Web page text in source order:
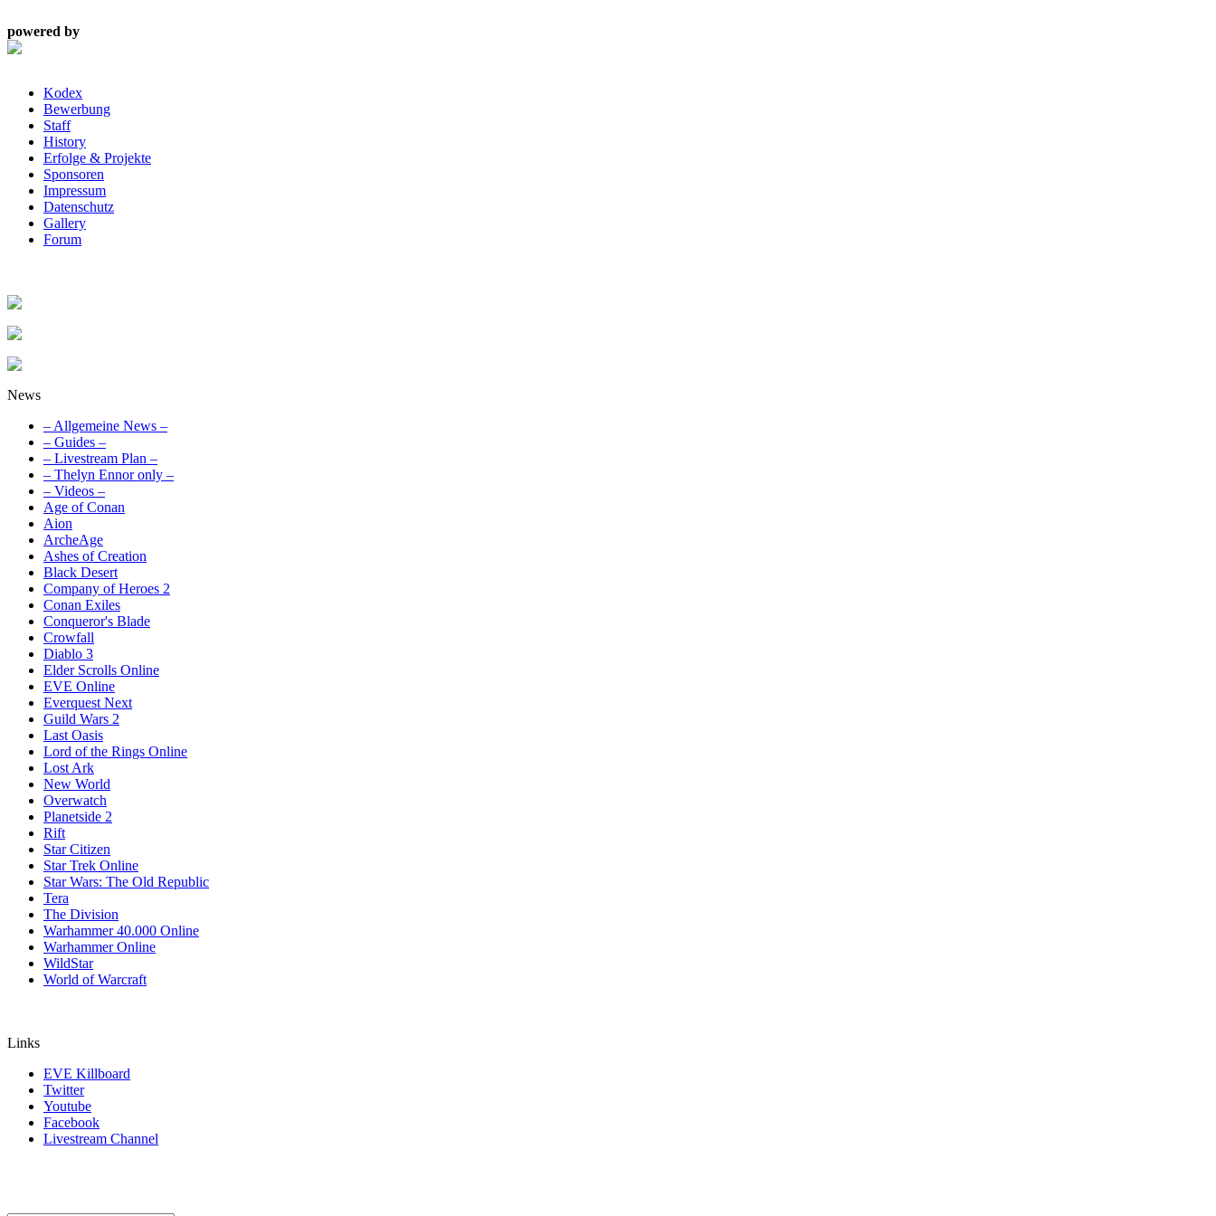
powered by
Kodex
Bewerbung
Staff
History
Erfolge & Projekte
Sponsoren
Impressum
Datenschutz
Gallery
Forum
News
– Allgemeine News –
– Guides –
– Livestream Plan –
– Thelyn Ennor only –
– Videos –
Age of Conan
Aion
ArcheAge
Ashes of Creation
Black Desert
Company of Heroes 2
Conan Exiles
Conqueror's Blade
Crowfall
Diablo 3
Elder Scrolls Online
EVE Online
Everquest Next
Guild Wars 2
Last Oasis
Lord of the Rings Online
Lost Ark
New World
Overwatch
Planetside 2
Rift
Star Citizen
Star Trek Online
Star Wars: The Old Republic
Tera
The Division
Warhammer 40.000 Online
Warhammer Online
WildStar
World of Warcraft
Links
EVE Killboard
Twitter
Youtube
Facebook
Livestream Channel